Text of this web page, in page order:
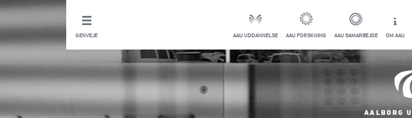
GENVEJE AAU UDDANNELSE AAU FORSKNING AAU SAMARBEJDE OM AAU